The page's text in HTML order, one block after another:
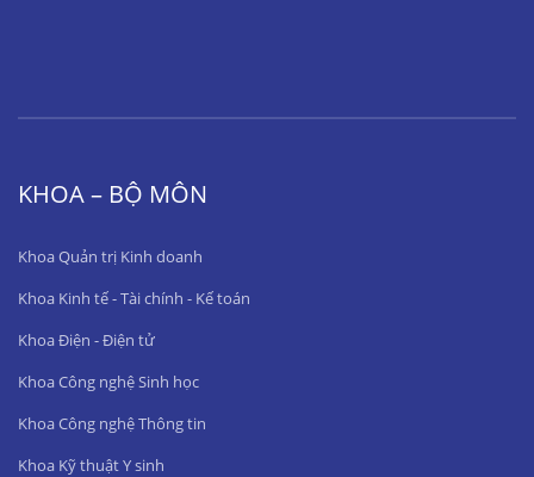
KHOA – BỘ MÔN
Khoa Quản trị Kinh doanh
Khoa Kinh tế - Tài chính - Kế toán
Khoa Điện - Điện tử
Khoa Công nghệ Sinh học
Khoa Công nghệ Thông tin
Khoa Kỹ thuật Y sinh